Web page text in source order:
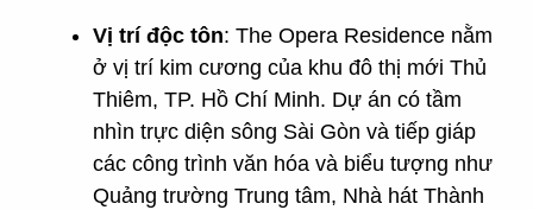
Vị trí độc tôn: The Opera Residence nằm
ở vị trí kim cương của khu đô thị mới Thủ
Thiêm, TP. Hồ Chí Minh. Dự án có tầm
nhìn trực diện sông Sài Gòn và tiếp giáp
các công trình văn hóa và biểu tượng như
Quảng trường Trung tâm, Nhà hát Thành